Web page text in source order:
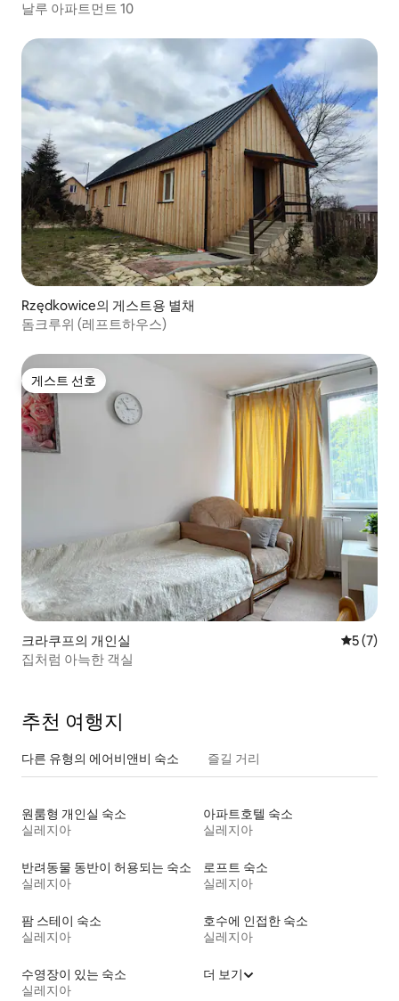
날루 아파트먼트 10
Rzędkowice의 게스트용 별채
돔크루위 (레프트하우스)
게스트 선호
게스트 선호
크라쿠프의 개인실 평점 5점
5 (7)
집처럼 아늑한 객실
추천 여행지
다른 유형의 에어비앤비 숙소 즐길 거리
원룸형 개인실 숙소
실레지아
아파트호텔 숙소
실레지아
반려동물 동반이 허용되는 숙소
실레지아
로프트 숙소
실레지아
팜 스테이 숙소
실레지아
호수에 인접한 숙소
실레지아
수영장이 있는 숙소
실레지아
더 보기